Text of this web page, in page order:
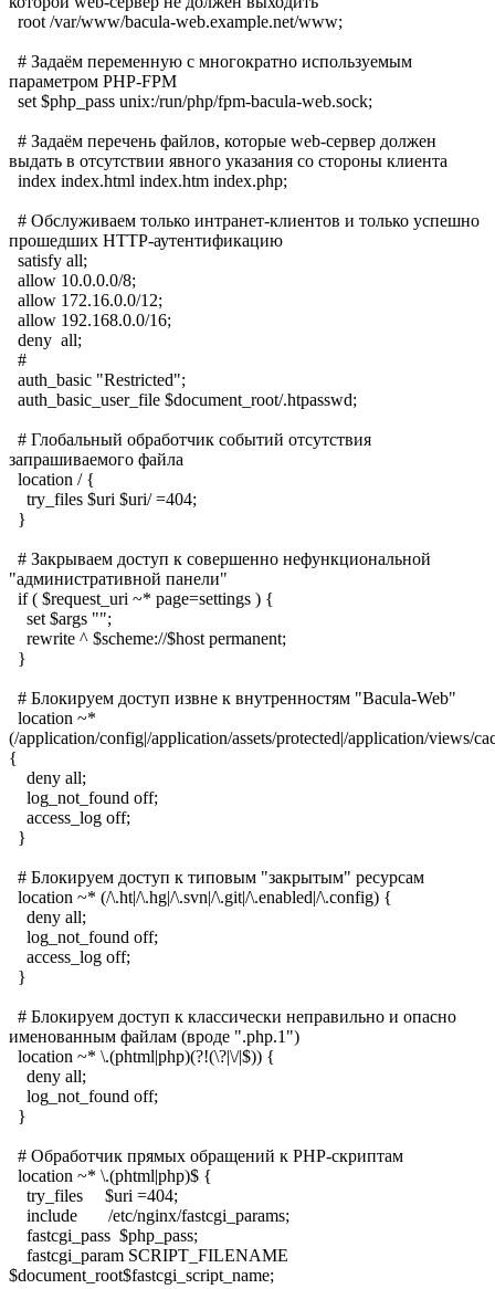
root /var/www/bacula-web.example.net/www;
# Задаём переменную с многократно используемым
параметром PHP-FPM
set $php_pass unix:/run/php/fpm-bacula-web.sock;
# Задаём перечень файлов, которые web-сервер должен
выдать в отсутствии явного указания со стороны клиента
index index.html index.htm index.php;
# Обслуживаем только интранет-клиентов и только успешно
прошедших HTTP-аутентификацию
satisfy all;
allow 10.0.0.0/8;
allow 172.16.0.0/12;
allow 192.168.0.0/16;
deny all;
#
auth_basic "Restricted";
auth_basic_user_file $document_root/.htpasswd;
# Глобальный обработчик событий отсутствия
запрашиваемого файла
location / {
try_files $uri $uri/ =404;
}
# Закрываем доступ к совершенно нефункциональной
"административной панели"
if ( $request_uri ~* page=settings ) {
set $args "";
rewrite ^ $scheme://$host permanent;
}
# Блокируем доступ извне к внутренностям "Bacula-Web"
location ~*
(/application/config|/application/assets/protected|/application/views/
{
deny all;
log_not_found off;
access_log off;
}
# Блокируем доступ к типовым "закрытым" ресурсам
location ~* (/\.ht|/\.hg|/\.svn|/\.git|/\.enabled|/\.config) {
deny all;
log_not_found off;
access_log off;
}
# Блокируем доступ к классически неправильно и опасно
именованным файлам (вроде ".php.1")
location ~* \.(phtml|php)(?!(\?|\/|$)) {
deny all;
log_not_found off;
}
# Обработчик прямых обращений к PHP-скриптам
location ~* \.(phtml|php)$ {
try_files $uri =404;
include /etc/nginx/fastcgi_params;
fastcgi_pass $php_pass;
fastcgi_param SCRIPT_FILENAME
$document_root$fastcgi_script_name;